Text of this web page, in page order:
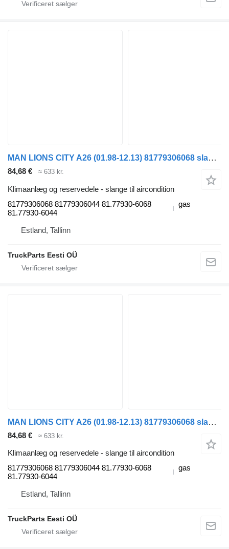
MAN LIONS CITY A26 (01.98-12.13) 81779306068 slange til aircondition til MAN Lion's bus (1991-)
84,68 € ≈ 633 kr.
Klimaanlæg og reservedele - slange til aircondition
81779306068 81779306044 81.77930-6068
81.77930-6044
gas
Estland, Tallinn
TruckParts Eesti OÜ
MAN LIONS CITY A26 (01.98-12.13) 81779306068 slange til aircondition til MAN Lion's bus (1991-)
84,68 € ≈ 633 kr.
Klimaanlæg og reservedele - slange til aircondition
81779306068 81779306044 81.77930-6068
81.77930-6044
gas
Estland, Tallinn
TruckParts Eesti OÜ